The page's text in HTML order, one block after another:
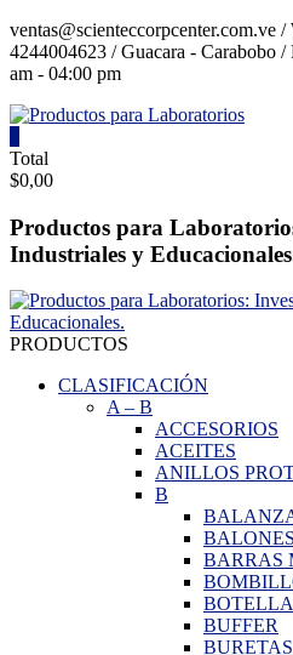
Saltar
contenido
ventas@scienteccorpcenter.com.ve
4244004623 / Guacara - Carabobo
am - 04:00 pm
Productos
para
Laboratorios
Investigación,
y
Educacionales.
Total
$0,00
Productos para
Industriales y
PRODUCTOS
CLASIFICACIÓN
A– B
ACCESORIOS
ACEITES
ANILLOS
B
BALONES
BARRAS
BUFFER
BURETAS